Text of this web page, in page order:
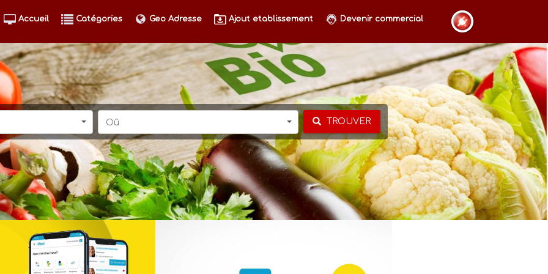
Accueil Catégories Geo Adresse Ajout etablissement Devenir commercial
Oû TROUVER